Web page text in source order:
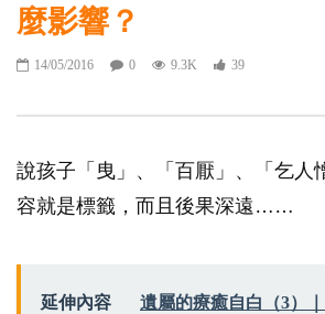
麼影響？
14/05/2016 0 9.3K 39
說孩子「曳」、「百厭」、「乞人
容就是標籤，而且後果深遠……
延伸內容
遺屬的療癒自白（3）